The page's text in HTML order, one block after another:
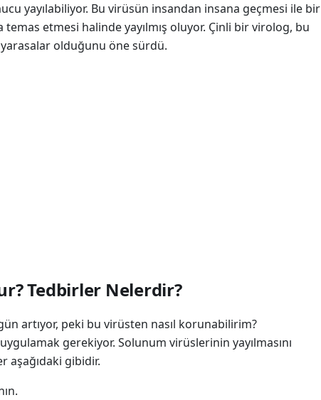
yayılabiliyor. Bu virüsün insandan insana geçmesi ile bir
etmesi halinde yayılmış oluyor. Çinli bir virolog, bu
olduğunu öne sürdü.
Tedbirler Nelerdir?
artıyor, peki bu virüsten nasıl korunabilirim?
gerekiyor. Solunum virüslerinin yayılmasını
aşağıdaki gibidir.